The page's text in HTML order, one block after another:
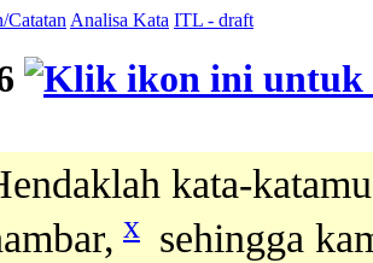
Catatan Analisa Kata ITL - draft
kata-
x sehingga